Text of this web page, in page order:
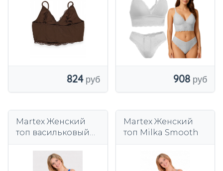
824 908
Martex Женский
топ васильковый
Martex Женский
топ Milka Smooth